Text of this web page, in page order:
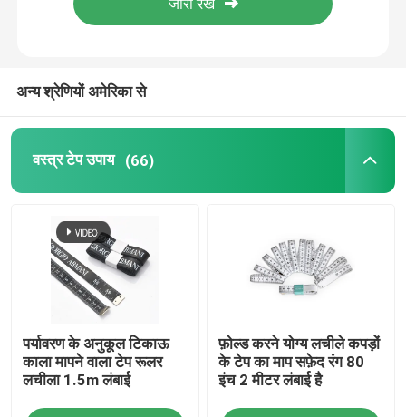
संपर्क करें
एक उद्धरण का अनुरोध करें
वस्त्र टेप उपाय
लेजर उपाय टेप
अन्य श्रेणियों अमेरिका से
वस्त्र टेप उपाय (66)
पर्यावरण के अनुकूल टिकाऊ
काला मापने वाला टेप रूलर
लचीला 1.5m लंबाई
फ़ोल्ड करने योग्य लचीले कपड़ों
के टेप का माप सफ़ेद रंग 80
इंच 2 मीटर लंबाई है